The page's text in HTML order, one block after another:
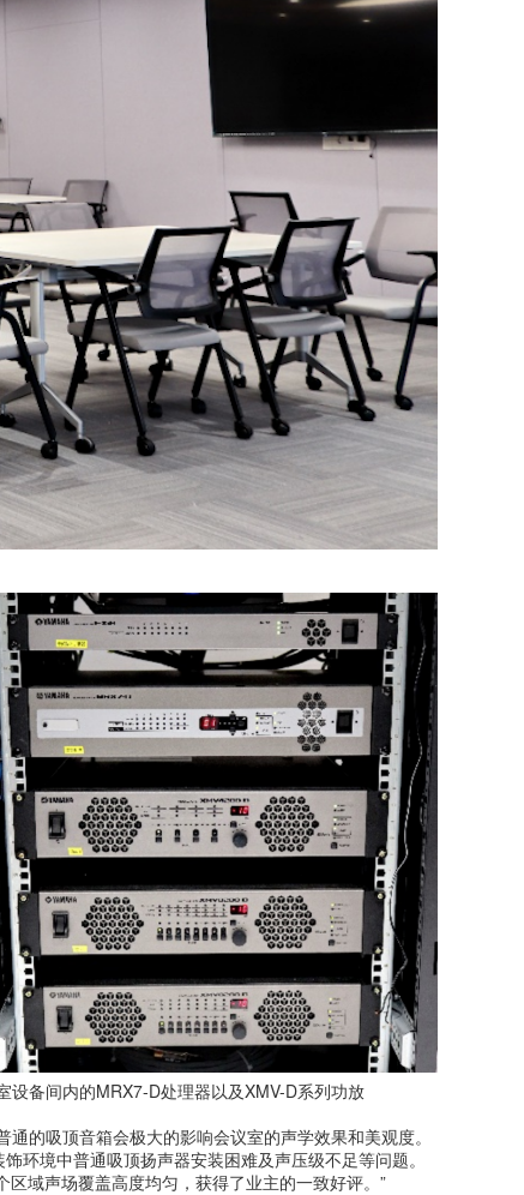
设备间内的MRX7-D处理器以及XMV-D系列功放
的吸顶音箱会极大的影响会议室的声学效果和美观度。
环境中普通吸顶扬声器安装困难及声压级不足等问题。
域声场覆盖高度均匀，获得了业主的一致好评。”